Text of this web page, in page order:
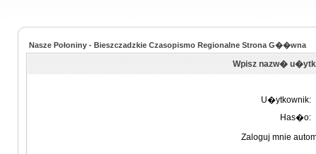
Nasze Połoniny - Bieszczadzkie Czasopismo Regionalne Strona G��wna
Wpisz nazw�
U�ytkownik:
Has�o:
Zaloguj mnie